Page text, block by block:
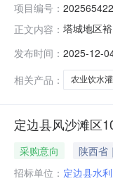
项目编号：
正文内容： 塔城地区
12-30建设
发布时间： 2025-12-
相关产品：
农业饮水
定边县风沙滩区
采购意向 陕西省
招标单位： 定边县水